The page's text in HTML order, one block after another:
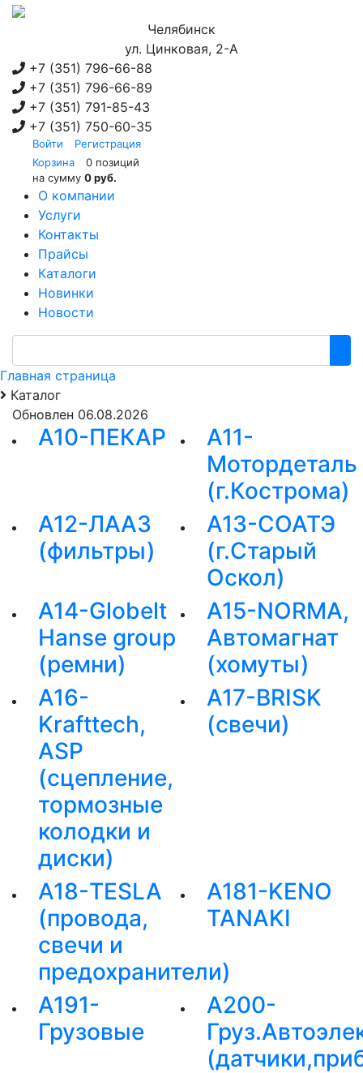
Челябинск
ул. Цинковая, 2-А
+7 (351) 796-66-88
+7 (351) 796-66-89
+7 (351) 791-85-43
+7 (351) 750-60-35
Войти
Регистрация
Корзина
0 позиций
на сумму 0 руб.
О компании
Услуги
Контакты
Прайсы
Каталоги
Новинки
Новости
Главная страница
Каталог
Обновлен 06.08.2026
А10-ПЕКАР
А11-
Мотордеталь
(г.Кострома)
А12-ЛААЗ
(фильтры)
А13-СОАТЭ
(г.Старый
Оскол)
А14-Globelt
Hanse group
(ремни)
А15-NORMA,
Автомагнат
(хомуты)
А16-
Krafttech,
ASP
(сцепление,
тормозные
колодки и
диски)
А17-BRISK
(свечи)
А18-TESLA
(провода,
свечи и
предохранители)
А181-KENO
TANAKI
А191-
Грузовые
А200-